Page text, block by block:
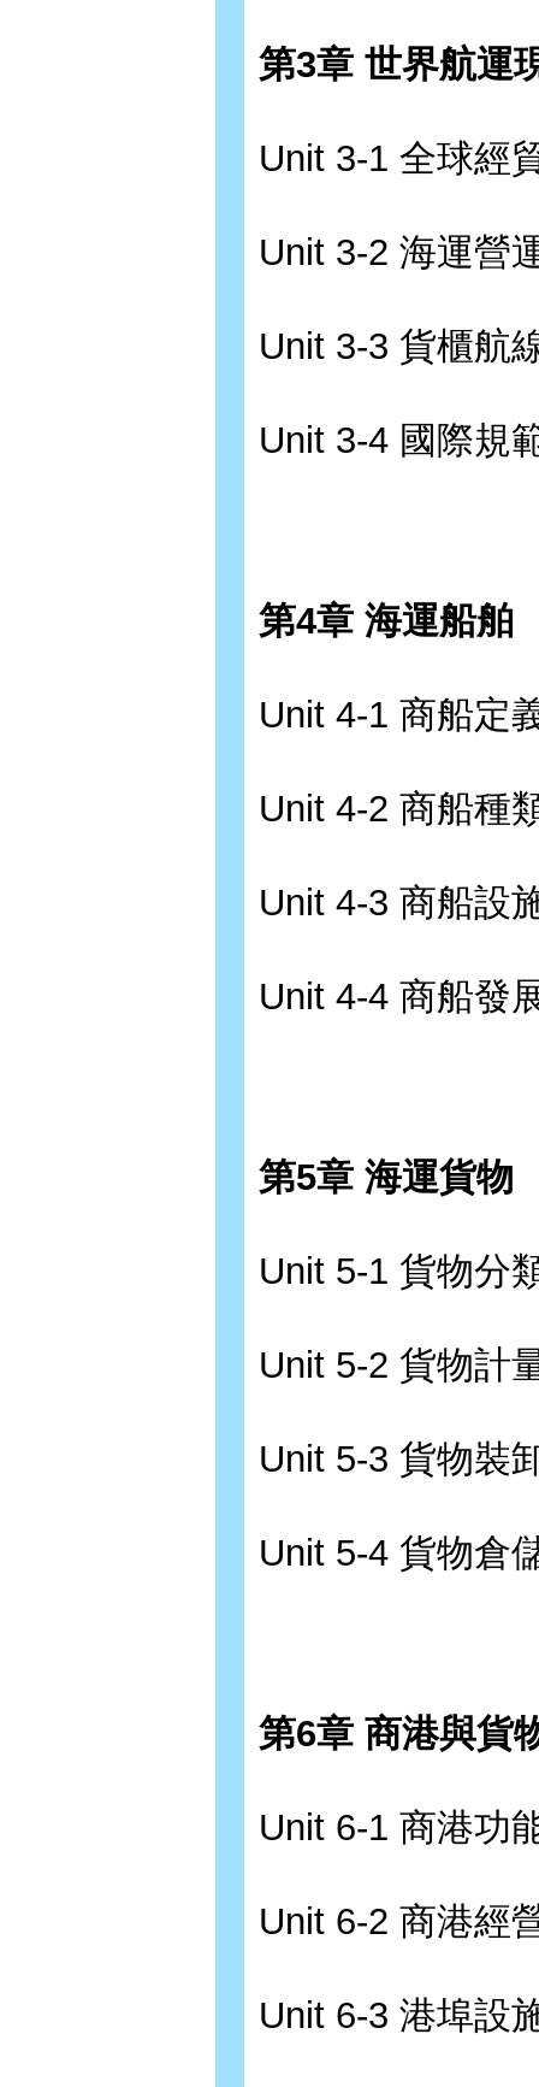
第3章 世界航運
Unit 3-1 全球經
Unit 3-2 海運營
Unit 3-3 貨櫃航
Unit 3-4 國際規
第4章 海運船舶
Unit 4-1 商船定
Unit 4-2 商船種
Unit 4-3 商船設
Unit 4-4 商船發
第5章 海運貨物
Unit 5-1 貨物分
Unit 5-2 貨物計
Unit 5-3 貨物裝
Unit 5-4 貨物倉
第6章 商港與貨
Unit 6-1 商港功
Unit 6-2 商港經
Unit 6-3 港埠設